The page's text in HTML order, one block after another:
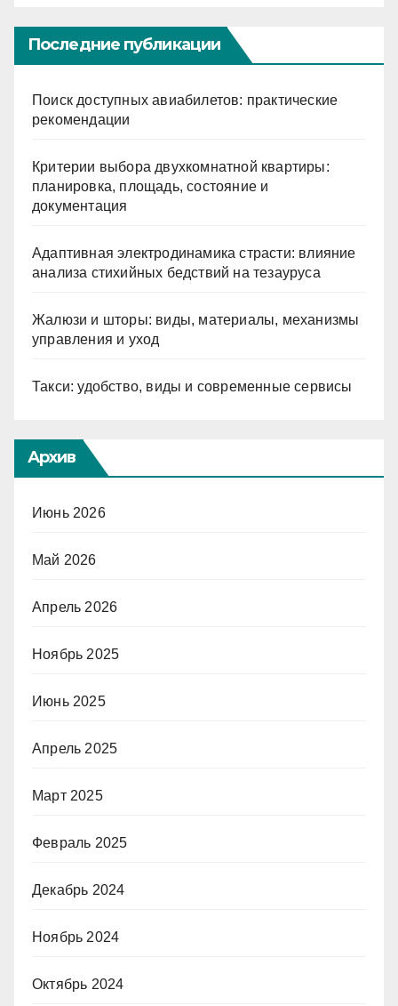
Последние публикации
Поиск доступных авиабилетов: практические
рекомендации
Критерии выбора двухкомнатной квартиры:
планировка, площадь, состояние и
документация
Адаптивная электродинамика страсти: влияние
анализа стихийных бедствий на тезауруса
Жалюзи и шторы: виды, материалы, механизмы
управления и уход
Такси: удобство, виды и современные сервисы
Архив
Июнь 2026
Май 2026
Апрель 2026
Ноябрь 2025
Июнь 2025
Апрель 2025
Март 2025
Февраль 2025
Декабрь 2024
Ноябрь 2024
Октябрь 2024